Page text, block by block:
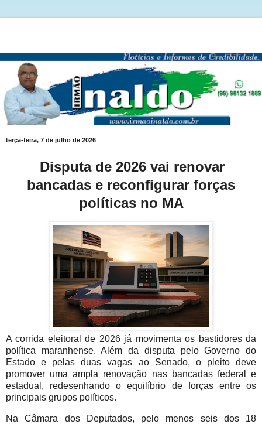
terça-feira, 7 de julho de 2026
Disputa de 2026 vai renovar
bancadas e reconfigurar forças
políticas no MA
A corrida eleitoral de 2026 já movimenta os bastidores da
política maranhense. Além da disputa pelo Governo do
Estado e pelas duas vagas ao Senado, o pleito deve
promover uma ampla renovação nas bancadas federal e
estadual, redesenhando o equilíbrio de forças entre os
principais grupos políticos.
Na Câmara dos Deputados, pelo menos seis dos 18